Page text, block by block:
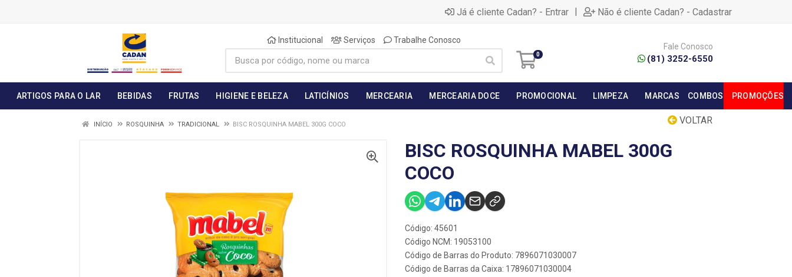
Já é cliente Cadan? - Entrar | Não é cliente Cadan? - Cadastrar
Institucional Serviços Trabalhe Conosco
0
Fale Conosco
(81) 3252-6550
ARTIGOS PARA O LAR BEBIDAS FRUTAS HIGIENE E BELEZA LATICÍNIOS MERCEARIA MERCEARIA DOCE PROMOCIONAL LIMPEZA MARCAS COMBOS PROMOÇÕES
VOLTAR
INÍCIO ROSQUINHA TRADICIONAL BISC ROSQUINHA MABEL 300G COCO
BISC ROSQUINHA MABEL 300G
COCO
Código: 45601
Código NCM: 19053100
Código de Barras do Produto: 7896071030007
Código de Barras da Caixa: 17896071030004